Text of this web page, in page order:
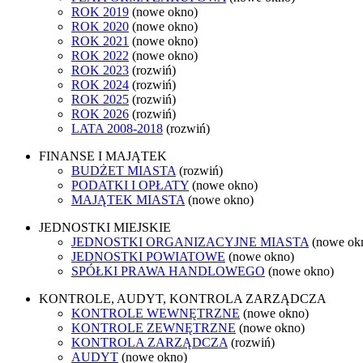
ROK 2019 (nowe okno)
ROK 2020 (nowe okno)
ROK 2021 (nowe okno)
ROK 2022 (nowe okno)
ROK 2023 (rozwiń)
ROK 2024 (rozwiń)
ROK 2025 (rozwiń)
ROK 2026 (rozwiń)
LATA 2008-2018 (rozwiń)
FINANSE I MAJĄTEK
BUDŻET MIASTA (rozwiń)
PODATKI I OPŁATY (nowe okno)
MAJĄTEK MIASTA (nowe okno)
JEDNOSTKI MIEJSKIE
JEDNOSTKI ORGANIZACYJNE MIASTA (nowe
JEDNOSTKI POWIATOWE (nowe okno)
SPÓŁKI PRAWA HANDLOWEGO (nowe okno)
KONTROLE, AUDYT, KONTROLA ZARZĄDCZA
KONTROLE WEWNĘTRZNE (nowe okno)
KONTROLE ZEWNĘTRZNE (nowe okno)
KONTROLA ZARZĄDCZA (rozwiń)
AUDYT (nowe okno)